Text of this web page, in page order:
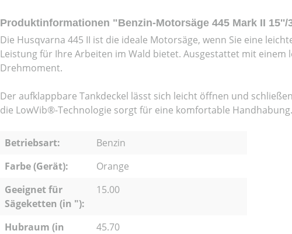
Produktinformationen "Benzin-Motorsäge 445 Mark II 15''/
Die Husqvarna 445 II ist die ideale Motorsäge, wenn Sie eine
Leistung für Ihre Arbeiten im Wald bietet. Ausgestattet mit
Drehmoment.
Der aufklappbare Tankdeckel lässt sich leicht öffnen und
die LowVib®-Technologie sorgt für eine komfortable Handhabung.
Betriebsart:
Benzin
Farbe (Gerät):
Orange
Geeignet für
Sägeketten (in "):
15.00
Hubraum (in
45.70